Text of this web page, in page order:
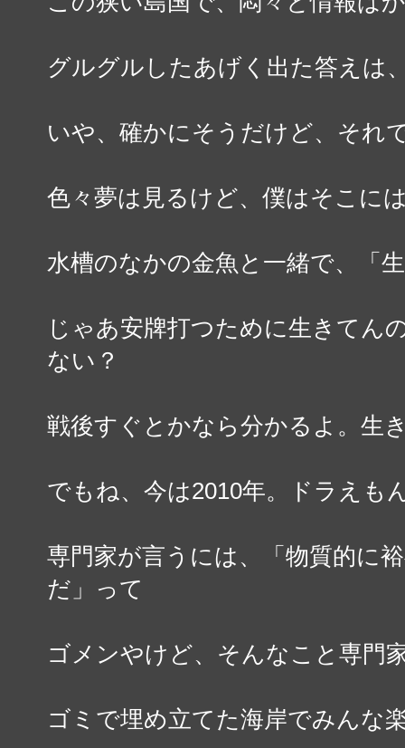
グルグルしたあげく出た答えは
いや、確かにそうだけど、それ
色々夢は見るけど、僕はそこに
水槽のなかの金魚と一緒で、「
じゃあ安牌打つために生きてん
ない？
戦後すぐとかなら分かるよ。生
でもね、今は2010年。ドラえも
専門家が言うには、「物質的に
だ」って
ゴメンやけど、そんなこと専門
ゴミで埋め立てた海岸でみんな